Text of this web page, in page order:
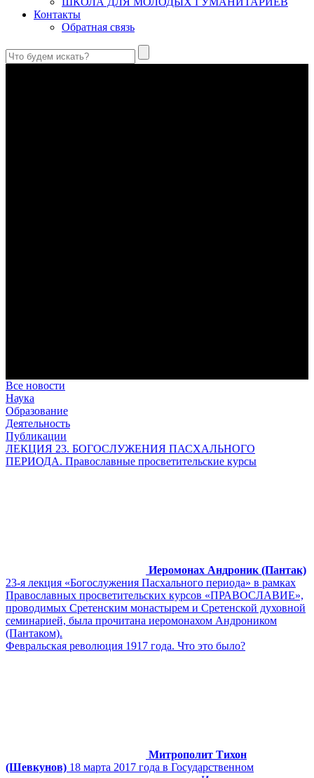
Контакты
Обратная связь
Все новости
Наука
Образование
Деятельность
Публикации
ЛЕКЦИЯ 23. БОГОСЛУЖЕНИЯ ПАСХАЛЬНОГО
ПЕРИОДА. Православные просветительские курсы
Иеромонах Андроник (Пантак)
23-я лекция «Богослужения Пасхального периода» в рамках
Православных просветительских курсов «ПРАВОСЛАВИЕ»,
проводимых Сретенским монастырем и Сретенской духовной
семинарией, была прочитана иеромонахом Андроником
(Пантаком).
Февральская революция 1917 года. Что это было?
Митрополит Тихон
(Шевкунов) 18 марта 2017 года в Государственном